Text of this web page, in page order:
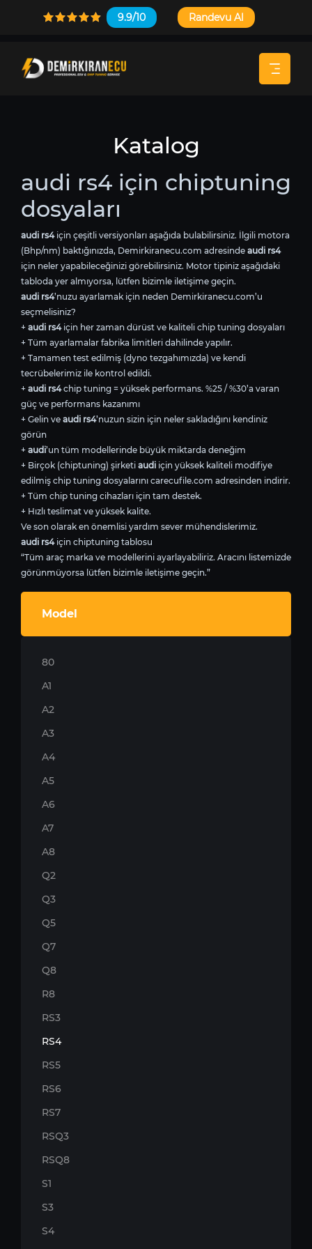
9.9/10 Randevu Al
Katalog
audi rs4 için chiptuning
dosyaları
audi rs4için çeşitli versiyonları aşağıda bulabilirsiniz. İlgili motora
(Bhp/nm) baktığınızda, Demirkiranecu.com adresinde audi rs4
için neler yapabileceğinizi görebilirsiniz. Motor tipiniz aşağıdaki
tabloda yer almıyorsa, lütfen bizimle iletişime geçin.
audi rs4’nuzu ayarlamak için neden Demirkiranecu.com’u
seçmelisiniz?
+ audi rs4için her zaman dürüst ve kaliteli chip tuning dosyaları
+ Tüm ayarlamalar fabrika limitleri dahilinde yapılır.
+ Tamamen test edilmiş (dyno tezgahımızda) ve kendi
tecrübelerimiz ile kontrol edildi.
+ audi rs4chip tuning = yüksek performans. %25 / %30’a varan
güç ve performans kazanımı
+ Gelin ve audi rs4’nuzun sizin için neler sakladığını kendiniz
görün
+ audi’un tüm modellerinde büyük miktarda deneğim
+ Birçok (chiptuning) şirketi audi için yüksek kaliteli modifiye
edilmiş chip tuning dosyalarını carecufile.com adresinden indirir.
+ Tüm chip tuning cihazları için tam destek.
+ Hızlı teslimat ve yüksek kalite.
Ve son olarak en önemlisi yardım sever mühendislerimiz.
audi rs4için chiptuning tablosu
“Tüm araç marka ve modellerini ayarlayabiliriz. Aracını listemizde
görünmüyorsa lütfen bizimle iletişime geçin.”
Model
80
A1
A2
A3
A4
A5
A6
A7
A8
Q2
Q3
Q5
Q7
Q8
R8
RS3
RS4
RS5
RS6
RS7
RSQ3
RSQ8
S1
S3
S4